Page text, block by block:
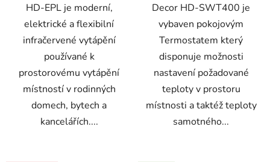
HD-EPL je moderní,
elektrické a flexibilní
infračervené vytápění
používané k
prostorovému vytápění
místností v rodinných
domech, bytech a
kancelářích....
Decor HD-SWT400 je
vybaven pokojovým
Termostatem který
disponuje možnosti
nastavení požadované
teploty v prostoru
místnosti a taktéž teploty
samotného...